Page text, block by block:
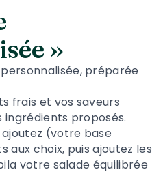
»
préparée
frais et vos saveurs
proposés.
(votre base
aux choix, puis ajoutez les
votre salade équilibrée